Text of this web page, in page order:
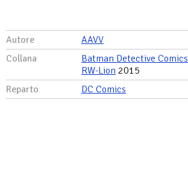
Autore
AAVV
Collana
Batman Detective Comics
RW-Lion 2015
Reparto
DC Comics